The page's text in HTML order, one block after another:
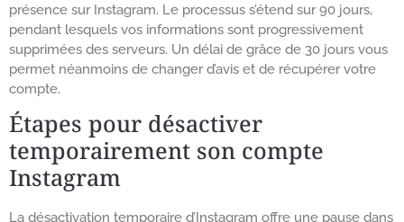
présence sur Instagram. Le processus s’étend sur 90 jours,
pendant lesquels vos informations sont progressivement
supprimées des serveurs. Un délai de grâce de 30 jours vous
permet néanmoins de changer d’avis et de récupérer votre
compte.
Étapes pour désactiver
temporairement son compte
Instagram
La désactivation temporaire d’Instagram offre une pause dans